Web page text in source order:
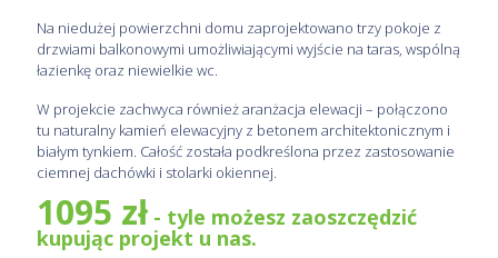
Na niedużej powierzchni domu zaprojektowano trzy pokoje z
drzwiami balkonowymi umożliwiającymi wyjście na taras, wspólną
łazienkę oraz niewielkie wc.
W projekcie zachwyca również aranżacja elewacji – połączono
tu naturalny kamień elewacyjny z betonem architektonicznym i
białym tynkiem. Całość została podkreślona przez zastosowanie
ciemnej dachówki i stolarki okiennej.
1095 zł- tyle możesz zaoszczędzić
kupując projekt u nas.